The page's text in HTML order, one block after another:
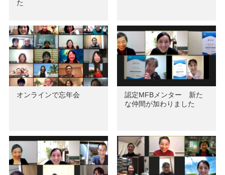
た
オンラインで忘年会
認定MFBメンター 新た
な仲間が加わりました